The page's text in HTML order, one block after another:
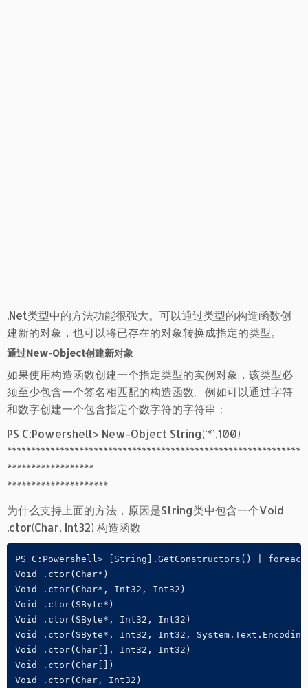
.Net类型中的方法功能很强大。可以通过类型的构造函数创
建新的对象，也可以将已存在的对象转换成指定的类型。
通过New-Object创建新对象
如果使用构造函数创建一个指定类型的实例对象，该类型必
须至少包含一个签名相匹配的构造函数。例如可以通过字符
和数字创建一个包含指定个数字符的字符串：
PS C:Powershell> New-Object String(‘*’,100)
*************************************************************
******************
*********************
为什么支持上面的方法，原因是String类中包含一个Void
.ctor(Char, Int32) 构造函数
PS C:Powershell> [String].GetConstructors() |
Void .ctor(Char*)
Void .ctor(Char*, Int32, Int32)
Void .ctor(SByte*)
Void .ctor(SByte*, Int32, Int32)
Void .ctor(SByte*, Int32, Int32,
Void .ctor(Char[], Int32, Int32)
Void .ctor(Char[])
Void .ctor(Char, Int32)